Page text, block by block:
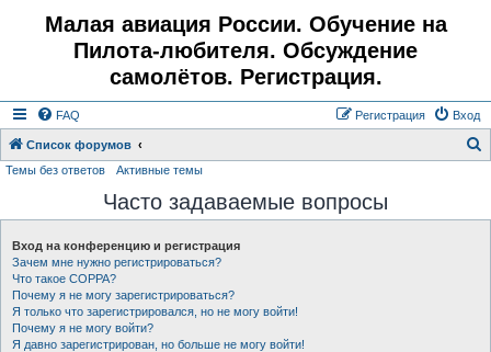
Малая авиация России. Обучение на
Пилота-любителя. Обсуждение
самолётов. Регистрация.
FAQ Вход
Регистрация
Список форумов
с
Темы без ответов Активные темы
Часто задаваемые вопросы
Вход на конференцию и регистрация
Зачем мне нужно регистрироваться?
Что такое COPPA?
Почему я не могу зарегистрироваться?
Я только что зарегистрировался, но не могу войти!
Почему я не могу войти?
Я давно зарегистрирован, но больше не могу войти!